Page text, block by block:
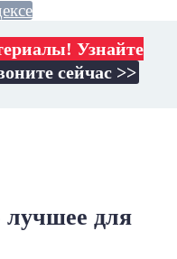
Узнайте
сейчас >>
для